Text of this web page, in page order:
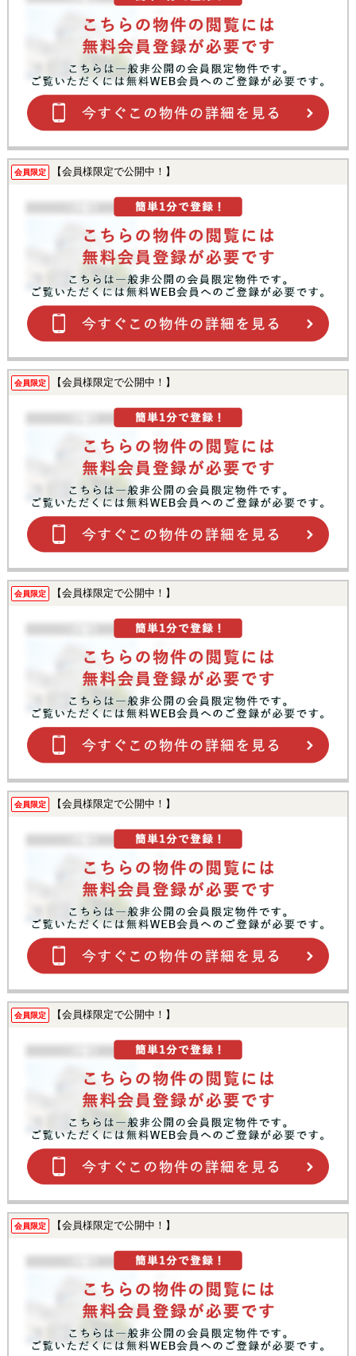
会員限定 【会員様限定で公開中！】
会員限定 【会員様限定で公開中！】
会員限定 【会員様限定で公開中！】
会員限定 【会員様限定で公開中！】
会員限定 【会員様限定で公開中！】
会員限定 【会員様限定で公開中！】